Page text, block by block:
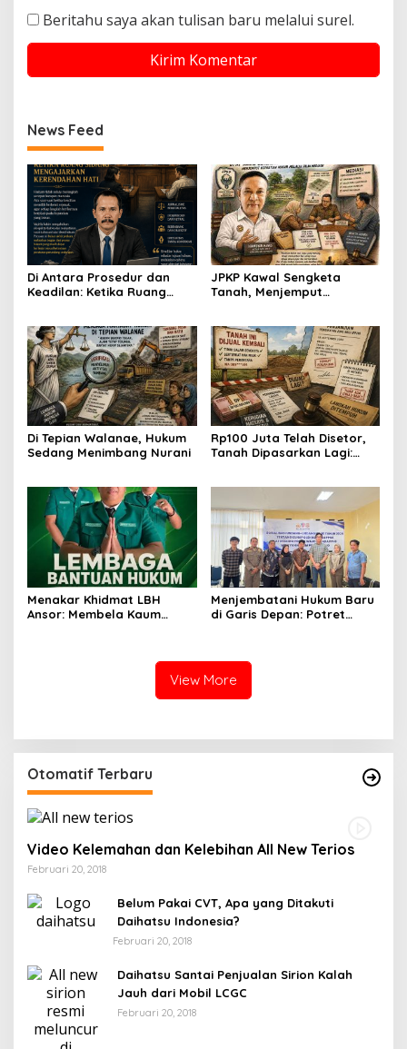
Beritahu saya akan tulisan baru melalui surel.
News Feed
Di Antara Prosedur dan
Keadilan: Ketika Ruang
JPKP Kawal Sengketa
Tanah, Menjemput
Di Tepian Walanae, Hukum
Sedang Menimbang Nurani
Rp100 Juta Telah Disetor,
Tanah Dipasarkan Lagi:
Sengketa Jual Beli
Menakar Khidmat LBH
Ansor: Membela Kaum
Menjembatani Hukum Baru
di Garis Depan: Potret
View More
Otomatif Terbaru
Video Kelemahan dan Kelebihan All New Terios
Februari 20, 2018
Belum Pakai CVT, Apa yang Ditakuti
Daihatsu Indonesia?
Februari 20, 2018
Daihatsu Santai Penjualan Sirion Kalah
Jauh dari Mobil LCGC
Februari 20, 2018